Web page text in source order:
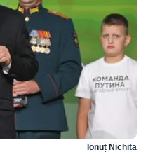
Ionuț Nichita